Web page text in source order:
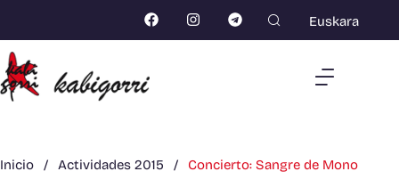
Euskara
Inicio / Actividades 2015 / Concierto: Sangre de Mono